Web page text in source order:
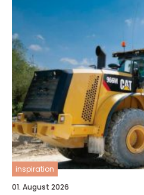
inspiration
01. August 2026